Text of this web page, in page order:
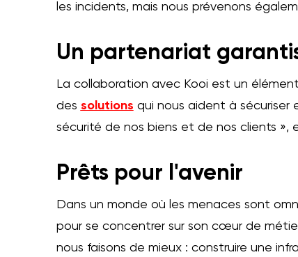
les incidents, mais nous prévenons
Un partenariat
La collaboration avec Kooi est un
des solutions qui nous aident à sécuriser
sécurité de nos biens et de nos clients »,
Prêts pour l'avenir
Dans un monde où les menaces sont
pour se concentrer sur son cœur de
nous faisons de mieux : construire une